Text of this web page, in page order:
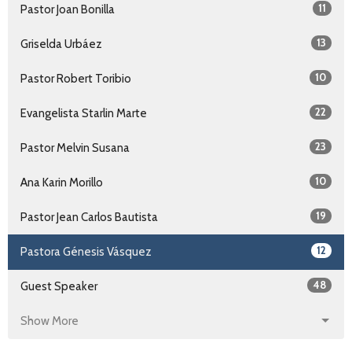
Pastor Joan Bonilla 11
Griselda Urbáez 13
Pastor Robert Toribio 10
Evangelista Starlin Marte 22
Pastor Melvin Susana 23
Ana Karin Morillo 10
Pastor Jean Carlos Bautista 19
Pastora Génesis Vásquez 12
Guest Speaker 48
Show More